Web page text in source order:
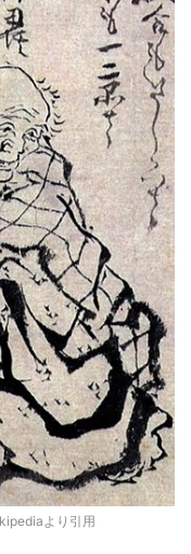
より引用